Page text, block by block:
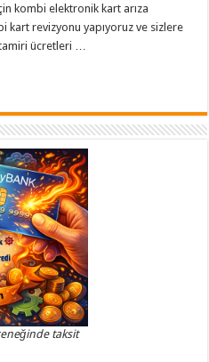
kombi elektronik kart arıza
kart revizyonu yapıyoruz ve sizlere
ücretleri …
taksit